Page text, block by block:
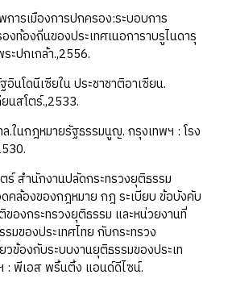
ารเมืองการปกครอง:ระบอบการ
ท้องถิ่นของประเทศเนอการาบรูไนดารุ
ะปกเกล้า.,2556.
นโดนีเซียใน ประชาชาติอาเซียน.
นสโตร์.,2533.
.ในกฎหมายรัฐธรรมนูญ. กรุงเทพฯ : โรง
ร์ สำนักงานปลัดกระทรวงยุติธรรม
คล้องของกฎหมาย กฎ ระเบียบ ข้อบังคับ
องกระทรวงยุติธรรม และหน่วยงานที่
มของประเทศไทย กับกระทรวง
ข้องกับระบบงานยุติธรรมของประเท
: พีเอส พริ้นติ้ง แอนด์ดีไซน์.